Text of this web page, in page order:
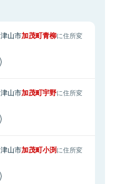
津山市加茂町青柳に住所変
津山市加茂町宇野に住所変
津山市加茂町小渕に住所変